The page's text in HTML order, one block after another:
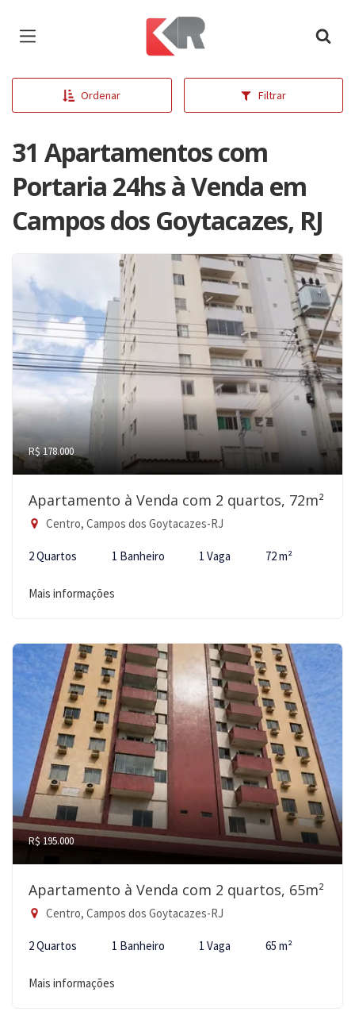
Página inicial
Ordenar Filtrar
31 Apartamentos com
Portaria 24hs à Venda em
Campos dos Goytacazes, RJ
R$ 178.000
Apartamento à Venda com 2 quartos, 72m²
Centro, Campos dos Goytacazes-RJ
2 Quartos 1 Banheiro 1 Vaga 72 m²
Mais informações
R$ 195.000
Apartamento à Venda com 2 quartos, 65m²
Centro, Campos dos Goytacazes-RJ
2 Quartos 1 Banheiro 1 Vaga 65 m²
Mais informações